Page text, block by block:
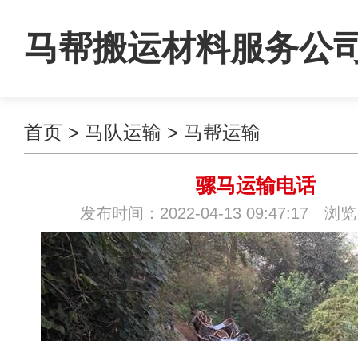
马帮搬运材料服务公
首页 > 马队运输 > 马帮运输
骡马运输电话
发布时间：2022-04-13 09:47:17 浏览